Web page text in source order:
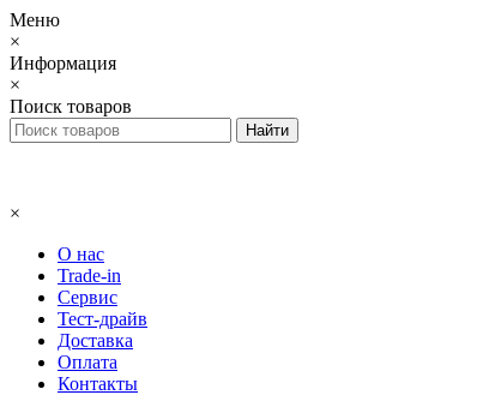
Меню
×
Информация
×
Поиск товаров
×
О нас
Trade-in
Сервис
Тест-драйв
Доставка
Оплата
Контакты